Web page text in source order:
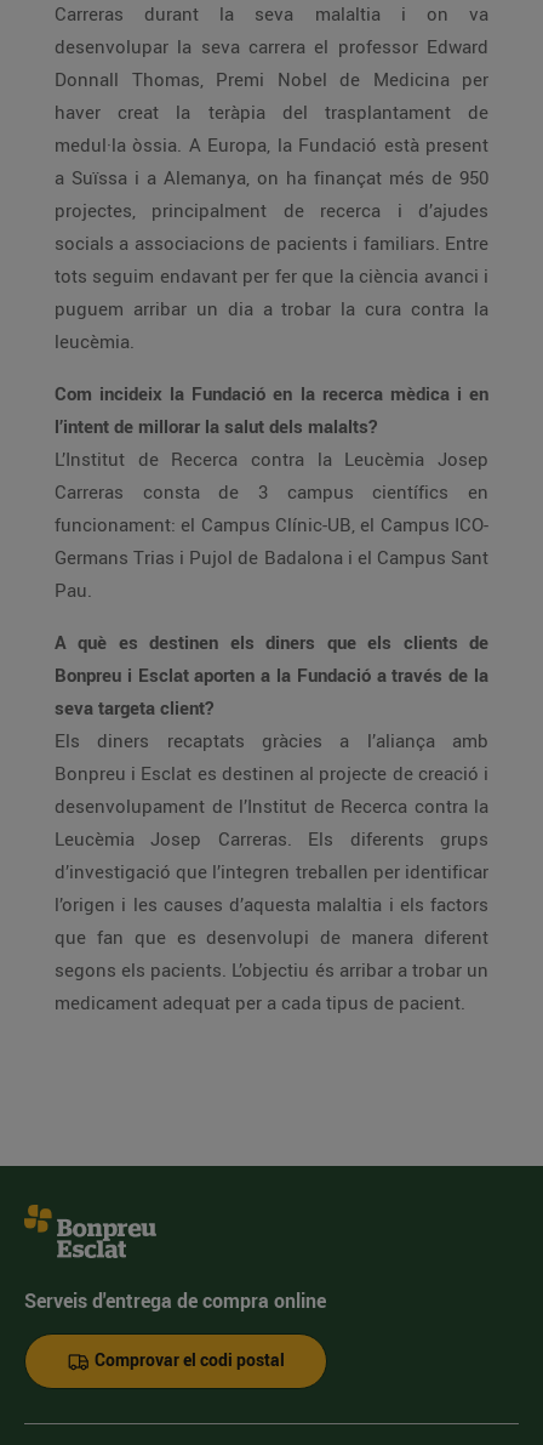
Carreras durant la seva malaltia i on va
desenvolupar la seva carrera el professor Edward
Donnall Thomas, Premi Nobel de Medicina per
haver creat la teràpia del trasplantament de
medul·la òssia. A Europa, la Fundació està present
a Suïssa i a Alemanya, on ha finançat més de 950
projectes, principalment de recerca i d’ajudes
socials a associacions de pacients i familiars. Entre
tots seguim endavant per fer que la ciència avanci i
puguem arribar un dia a trobar la cura contra la
leucèmia.
Com incideix la Fundació en la recerca mèdica i en
l’intent de millorar la salut dels malalts?
L’Institut de Recerca contra la Leucèmia Josep
Carreras consta de 3 campus científics en
funcionament: el Campus Clínic-UB, el Campus ICO-
Germans Trias i Pujol de Badalona i el Campus Sant
Pau.
A què es destinen els diners que els clients de
Bonpreu i Esclat aporten a la Fundació a través de la
seva targeta client?
Els diners recaptats gràcies a l’aliança amb
Bonpreu i Esclat es destinen al projecte de creació i
desenvolupament de l’Institut de Recerca contra la
Leucèmia Josep Carreras. Els diferents grups
d’investigació que l’integren treballen per identificar
l’origen i les causes d’aquesta malaltia i els factors
que fan que es desenvolupi de manera diferent
segons els pacients. L’objectiu és arribar a trobar un
medicament adequat per a cada tipus de pacient.
Serveis d'entrega de compra online
Comprovar el codi postal